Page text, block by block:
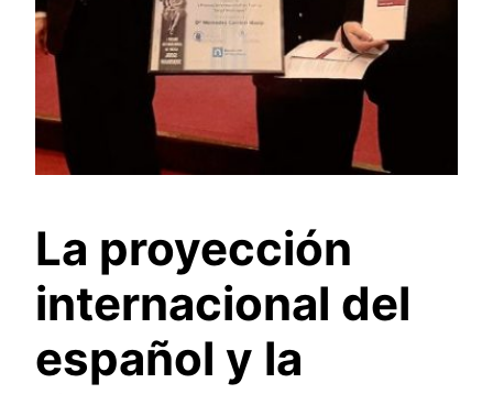
La proyección
internacional del
español y la